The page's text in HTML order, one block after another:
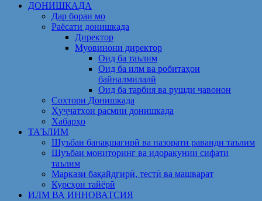
ДОНИШКАДА
Дар бораи мо
Раёсати донишкада
Директор
Муовинони директор
Оид ба таълим
Оид ба илм ва робитаҳои
байналмилалӣ
Оид ба тарбия ва рушди ҷавонон
Сохтори Донишкада
Ҳуҷҷатҳои расмии донишкада
Хабарҳо
ТАЪЛИМ
Шуъбаи банақшагирӣ ва назорати раванди таълим
Шуъбаи мониторинг ва идоракунии сифати
таълим
Маркази бақайдгирӣ, тестӣ ва машварат
Курсҳои тайёрӣ
ИЛМ ВА ИННОВАТСИЯ